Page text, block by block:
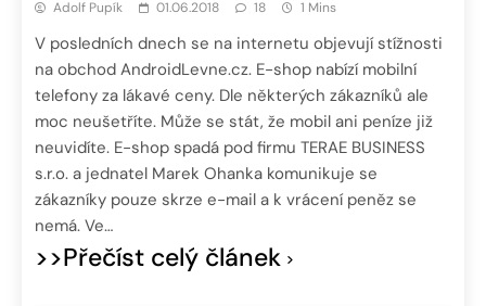
Adolf Pupík 01.06.2018 18 1 Mins
V posledních dnech se na internetu objevují stížnosti
na obchod AndroidLevne.cz. E-shop nabízí mobilní
telefony za lákavé ceny. Dle některých zákazníků ale
moc neušetříte. Může se stát, že mobil ani peníze již
neuvidíte. E-shop spadá pod firmu TERAE BUSINESS
s.r.o. a jednatel Marek Ohanka komunikuje se
zákazníky pouze skrze e-mail a k vrácení peněz se
nemá. Ve…
>>Přečíst celý článek